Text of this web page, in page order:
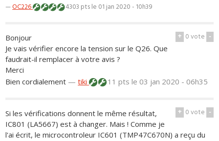
—OC226 4303 ptsle 01 jan 2020 - 10h39
+ 0vote -
Bonjour
Je vais vérifier encore la tension sur le Q26. Que
faudrait-il remplacer à votre avis ?
Merci
Bien cordialement —tiki 11 ptsle 03 jan 2020 - 06h35
+ 0vote -
Si les vérifications donnent le même résultat,
IC801 (LA5667) est à changer. Mais ! Comme je
l'ai écrit, le microcontroleur IC601 (TMP47C670N) a reçu du